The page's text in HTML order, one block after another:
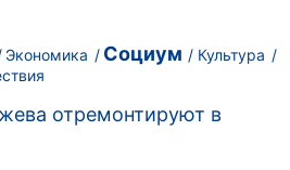
Экономика Социум
Культура
отремонтируют в